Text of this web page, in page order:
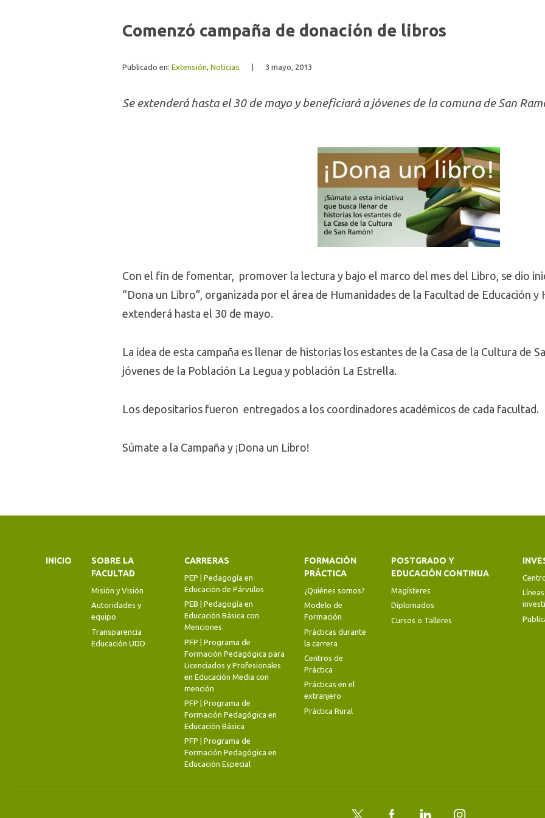
Comenzó campaña de donación de libros
Publicado en: Extensión, Noticias 3 mayo, 2013
Se extenderá hasta el 30 de mayo y beneficiará a jóvenes de la comuna de San
Con el fin de fomentar, promover la lectura y bajo el marco del mes del Libro, se dio
“Dona un Libro”, organizada por el área de Humanidades de la Facultad de Educación y
extenderá hasta el 30 de mayo.
La idea de esta campaña es llenar de historias los estantes de la Casa de la Cultura de
jóvenes de la Población La Legua y población La Estrella.
Los depositarios fueron entregados a los coordinadores académicos de cada facultad.
Súmate a la Campaña y ¡Dona un Libro!
INICIO
SOBRE LA
FACULTAD
Misión y Visión
Autoridades y
equipo
Transparencia
Educación UDD
CARRERAS
PEP | Pedagogía en
Educación de Párvulos
PEB | Pedagogía en
Educación Básica con
Menciones
PFP | Programa de
Formación Pedagógica para
Licenciados y Profesionales
en Educación Media con
mención
PFP | Programa de
Formación Pedagógica en
Educación Básica
PFP | Programa de
Formación Pedagógica en
Educación Especial
FORMACIÓN
PRÁCTICA
¿Quiénes somos?
Modelo de
Formación
Prácticas durante
la carrera
Centros de
Práctica
Prácticas en el
extranjero
Práctica Rural
POSTGRADO Y
EDUCACIÓN CONTINUA
Magísteres
Diplomados
Cursos o Talleres
Twitter FacebookLinkedInInstagram